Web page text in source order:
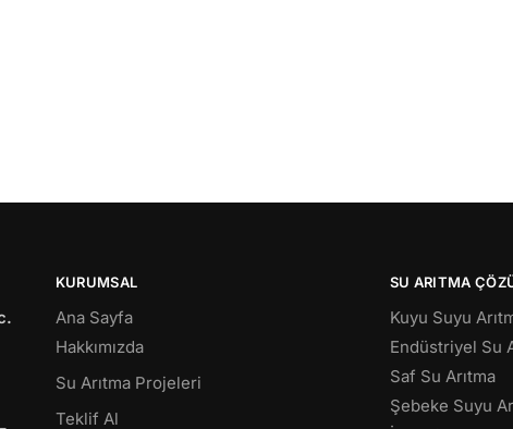
KURUMSAL
Ana Sayfa
Hakkımızda
Su Arıtma Projeleri
Teklif Al
SU ARITMA
Kuyu Suyu
Endüstriyel Su
Saf Su Arıtma
Şebeke Suyu